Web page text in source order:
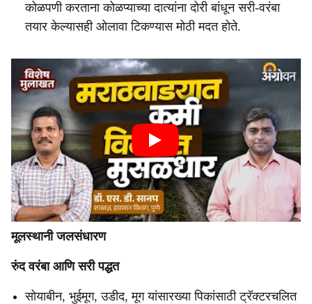
कोळपणी करताना कोळप्याच्या दात्यांना दोरी बांधून सरी-वरंबा
तयार केल्यासही ओलावा टिकण्यास मोठी मदत होते.
मूलस्थानी जलसंधारण
रुंद वरंबा आणि सरी पद्धत
सोयाबीन, भुईमूग, उडीद, मूग यांसारख्या पिकांसाठी ट्रॅक्टरचलित